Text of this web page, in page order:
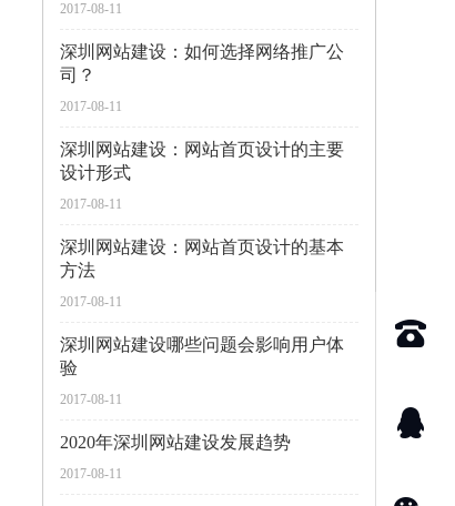
2017-08-11
深圳网站建设：如何选择网络推广公
司？
2017-08-11
深圳网站建设：网站首页设计的主要
设计形式
2017-08-11
深圳网站建设：网站首页设计的基本
方法
2017-08-11
深圳网站建设哪些问题会影响用户体
验
2017-08-11
2020年深圳网站建设发展趋势
2017-08-11